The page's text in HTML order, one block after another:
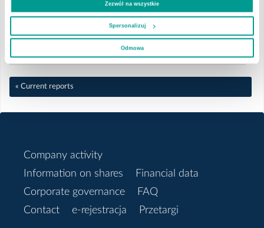
Zezwól na wszystkie
Spersonalizuj
Odmowa
Luty
2020
Listopad
Październik
EMCIMSA
Report no 09,2017
EMCIMSA_enclosure
« Current reports
Company activity
Information on shares
Financial data
Corporate governance
FAQ
Contact
e-rejestracja Przetargi